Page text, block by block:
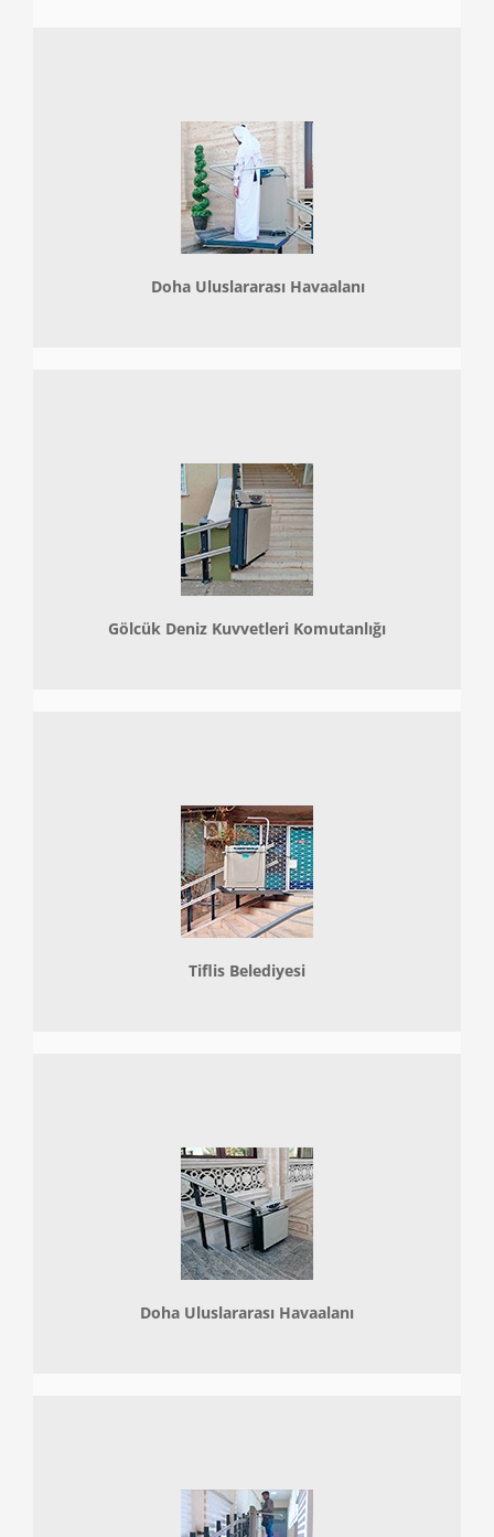
Doha Uluslararası Havaalanı
Gölcük Deniz Kuvvetleri Komutanlığı
Tiflis Belediyesi
Doha Uluslararası Havaalanı